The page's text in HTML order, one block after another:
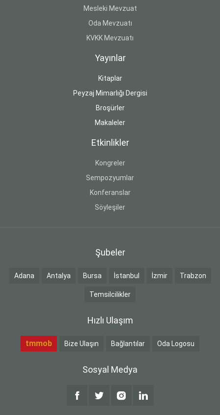
Mesleki Mevzuat
Oda Mevzuatı
KVKK Mevzuatı
Yayınlar
Kitaplar
Peyzaj Mimarlığı Dergisi
Broşürler
Makaleler
Etkinlikler
Kongreler
Sempozyumlar
Konferanslar
Söyleşiler
Şubeler
Adana Antalya Bursa İstanbul İzmir Trabzon
Temsilcilikler
Hızlı Ulaşım
tmmob Bize Ulaşın Bağlantılar Oda Logosu
Sosyal Medya